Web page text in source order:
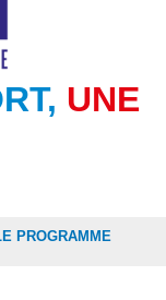
UNE
PROGRAMME